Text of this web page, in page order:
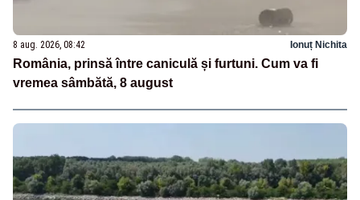
8 aug. 2026, 08:42 Ionuț Nichita
România, prinsă între caniculă și furtuni. Cum va fi
vremea sâmbătă, 8 august